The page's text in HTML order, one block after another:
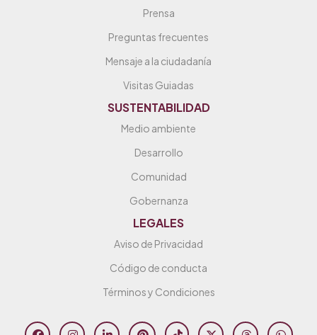
Prensa
Preguntas frecuentes
Mensaje a la ciudadanía
Visitas Guiadas
SUSTENTABILIDAD
Medio ambiente
Desarrollo
Comunidad
Gobernanza
LEGALES
Aviso de Privacidad
Código de conducta
Términos y Condiciones